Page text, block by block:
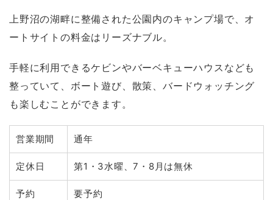
上野沼の湖畔に整備された公園内のキャンプ場で、オ
ートサイトの料金はリーズナブル。
手軽に利用できるケビンやバーベキューハウスなども
整っていて、ボート遊び、散策、バードウォッチング
も楽しむことができます。
営業期間 通年
定休日 第1・3水曜、7・8月は無休
予約 要予約